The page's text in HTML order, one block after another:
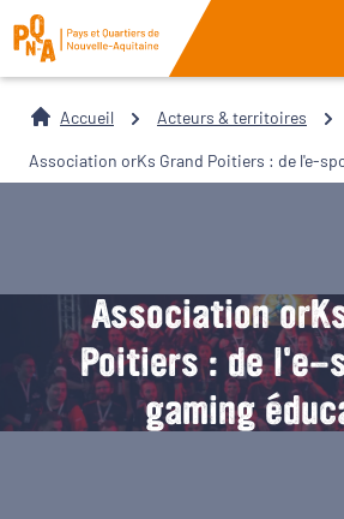
Accueil Acteurs & territoires
Association orKs Grand Poitiers : de l'e-
Association
Poitiers : de l'e-
gaming